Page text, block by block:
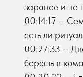
заранее и не
00:14:17 –
есть ли
00:27:33 –
берёшь в